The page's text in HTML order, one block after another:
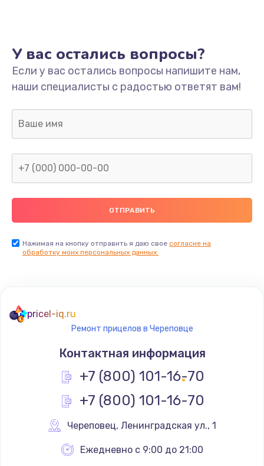
У вас остались вопросы?
Если у вас остались вопросы напишите нам,
наши специалисты с радостью ответят вам!
Нажимая на кнопку отправить я даю свое согласие на
обработку моих персональных данных.
pricel-iq.ru
Ремонт прицелов в Череповце
Контактная информация
+7 (800) 101-16-70
+7 (800) 101-16-70
Череповец, Ленинградская ул., 1
Ежедневно с 9:00 до 21:00